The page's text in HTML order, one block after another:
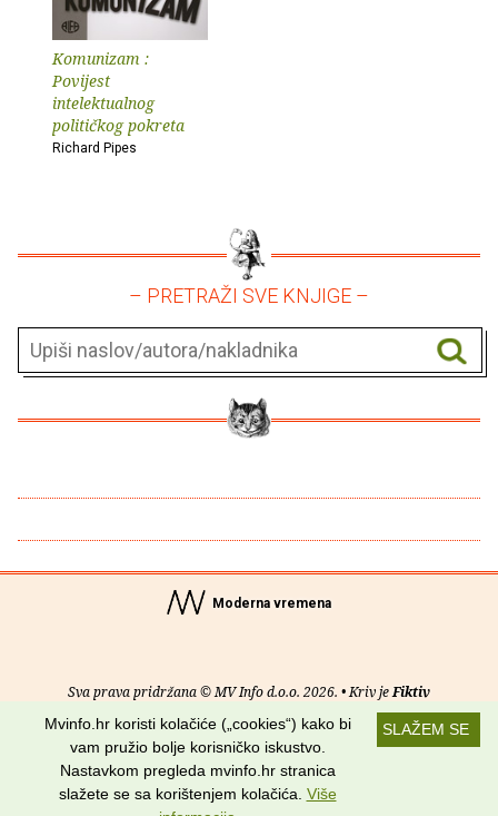
Komunizam :
Povijest
intelektualnog
političkog pokreta
Richard Pipes
– PRETRAŽI SVE KNJIGE –
Moderna vremena
Sva prava pridržana © MV Info d.o.o. 2026. • Kriv jeFiktiv
Uvjeti korištenja RSS kanali
Potraži nas na:
SLAŽEM SE
Mvinfo.hr koristi kolačiće („cookies“) kako bi
vam pružio bolje korisničko iskustvo.
Nastavkom pregleda mvinfo.hr stranica
slažete se sa korištenjem kolačića. Više